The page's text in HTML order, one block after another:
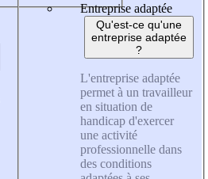
Entreprise adaptée
Qu'est-ce qu'une
entreprise adaptée
?
L'entreprise adaptée
permet à un travailleur
en situation de
handicap d'exercer
une activité
professionnelle dans
des conditions